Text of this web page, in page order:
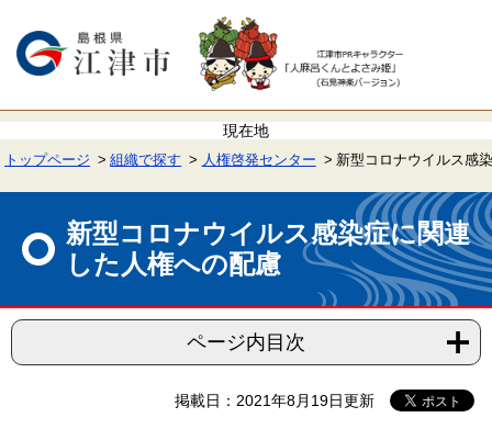
で
ば
本トップページ 組織で探す 人権啓発センター 新型コロナウイルス感
新型コロナウイルス感染症に関連
した人権への配慮
ページ内目次
掲載日：2021年8月19日更新